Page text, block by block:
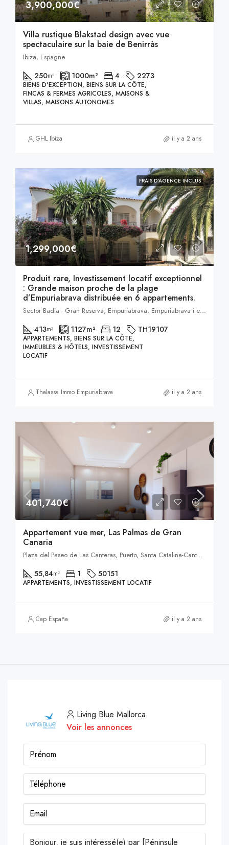
3,900,000€
Villa rustique Blakstad design avec vue
spectaculaire sur la baie de Benirràs
Ibiza, Espagne
250m² 1000m² 4 2273
BIENS D'EXCEPTION, BIENS SUR LA CÔTE,
FINCAS & FERMES AGRICOLES, MAISONS &
VILLAS, MAISONS AUTONOMES
GHL Ibiza il y a 2 ans
FRAIS D'AGENCE INCLUS
1,299,000€
Produit rare, Investissement locatif exceptionnel
: Grande maison proche de la plage
d’Empuriabrava distribuée en 6 appartements.
Sector Badia - Gran Reserva, Empuriabrava, Empuriabrava i entorn, Castellón de Ampurias, Alto Ampurdán, Gerona, Cataluña, 17486, España, Empuriabrava, Catalogne, Espagne
413m² 1127m² 12 TH19107
APPARTEMENTS, BIENS SUR LA CÔTE,
IMMEUBLES & HÔTELS, INVESTISSEMENT
LOCATIF
Thalassa Immo Empuriabrava il y a 2 ans
401,740€
Appartement vue mer, Las Palmas de Gran
Canaria
Plaza del Paseo de Las Canteras, Puerto, Santa Catalina-Canteras, Las Palmas de Grande Canarie, Província de Las Palmas, Îles Canaries, Espagne, Las Palmas, Espagne
55,84m² 1 50151
APPARTEMENTS, INVESTISSEMENT LOCATIF
Cap España il y a 2 ans
Living Blue Mallorca
Voir les annonces